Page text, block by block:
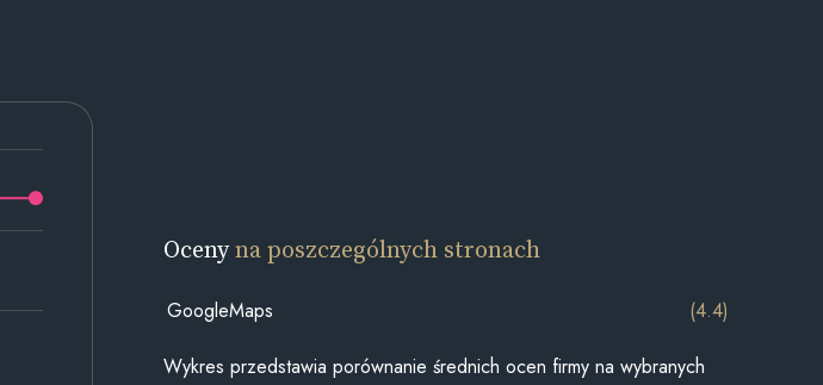
Ocenyna poszczególnych stronach
GoogleMaps (4.4)
Wykres przedstawia porównanie średnich ocen firmy na wybranych